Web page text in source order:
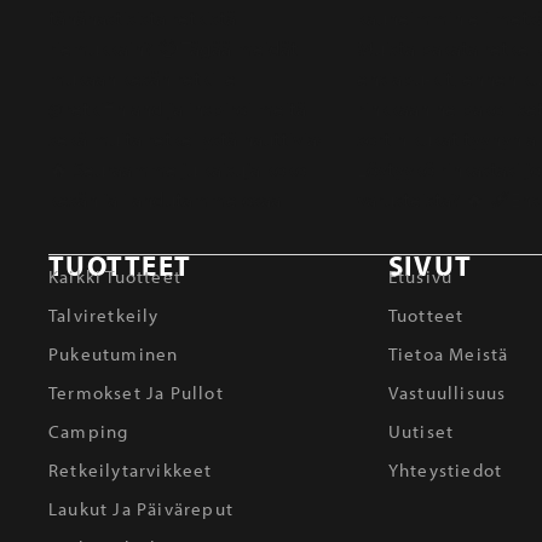
TUOTTEET
Kaikki Tuotteet
Talviretkeily
Pukeutuminen
Termokset Ja Pullot
Camping
Retkeilytarvikkeet
Laukut Ja Päiväreput
SIVUT
Etusivu
Tuotteet
Tietoa Meistä
Vastuullisuus
Uutiset
Yhteystiedot